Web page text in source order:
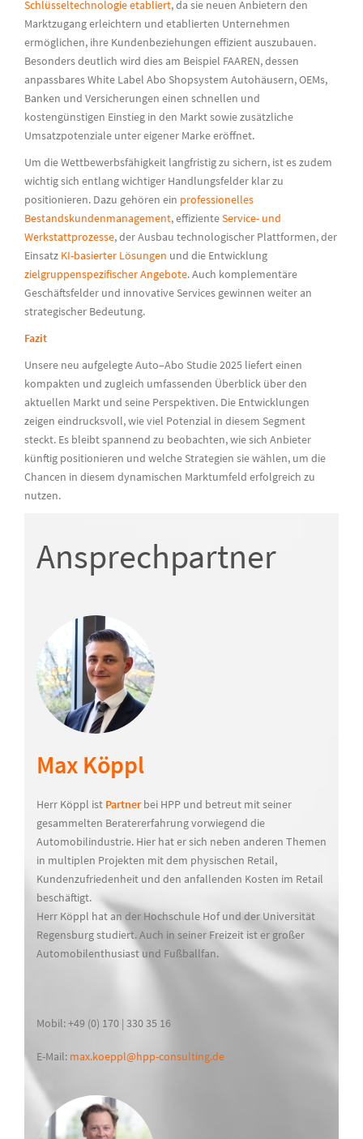
Schlüsseltechnologie etabliert, da sie neuen Anbietern den
Marktzugang erleichtern und etablierten Unternehmen
ermöglichen, ihre Kundenbeziehungen effizient auszubauen.
Besonders deutlich wird dies am Beispiel FAAREN, dessen
anpassbares White Label Abo Shopsystem Autohäusern, OEMs,
Banken und Versicherungen einen schnellen und
kostengünstigen Einstieg in den Markt sowie zusätzliche
Umsatzpotenziale unter eigener Marke eröffnet.
Um die Wettbewerbsfähigkeit langfristig zu sichern, ist es zudem
wichtig sich entlang wichtiger Handlungsfelder klar zu
positionieren. Dazu gehören ein professionelles
Bestandskundenmanagement, effizienteService- und
Werkstattprozesse, der Ausbau technologischer Plattformen, der
Einsatz KI-basierter Lösungen und die Entwicklung
zielgruppenspezifischer Angebote. Auch komplementäre
Geschäftsfelder und innovative Services gewinnen weiter an
strategischer Bedeutung.
Fazit
Unsere neu aufgelegteAuto–Abo Studie2025 liefert einen
kompakten und zugleich umfassenden Überblick über den
aktuellen Markt und seine Perspektiven. Die Entwicklungen
zeigen eindrucksvoll, wie viel Potenzial in diesem Segment
steckt. Es bleibt spannend zu beobachten, wie sich Anbieter
künftig positionieren und welche Strategien sie wählen, um die
Chancen in diesem dynamischen Marktumfeld erfolgreich zu
nutzen.
Ansprechpartner
Max Köppl
Herr Köppl ist Partnerbei HPP und betreut mit seiner
gesammelten Beratererfahrung vorwiegend die
Automobilindustrie. Hier hat er sich neben anderen Themen
in multiplen Projekten mit dem physischen Retail,
Kundenzufriedenheit und den anfallenden Kosten im Retail
beschäftigt.
Herr Köppl hat an der Hochschule Hof und der Universität
Regensburg studiert. Auch in seiner Freizeit ist er großer
Automobilenthusiast und Fußballfan.
Mobil: +49 (0) 170 | 330 35 16
E-Mail: max.koeppl@hpp-consulting.de